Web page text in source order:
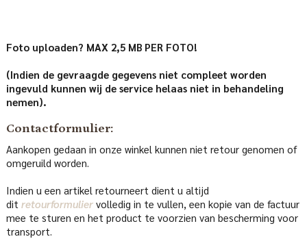
Foto uploaden? MAX 2,5 MB PER FOTO!
(Indien de gevraagde gegevens niet compleet worden
ingevuld kunnen wij de service helaas niet in behandeling
nemen).
Contactformulier:
Aankopen gedaan in onze winkel kunnen niet retour genomen of
omgeruild worden.
Indien u een artikel retourneert dient u altijd
dit retourformuliervolledig in te vullen, een kopie van de factuur
mee te sturen en het product te voorzien van bescherming voor
transport.